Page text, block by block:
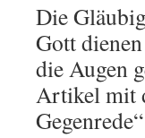
Die
Gott
die Augen
Artikel mit